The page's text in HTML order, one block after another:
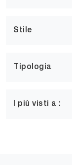
Stile
Tipologia
I più visti a :